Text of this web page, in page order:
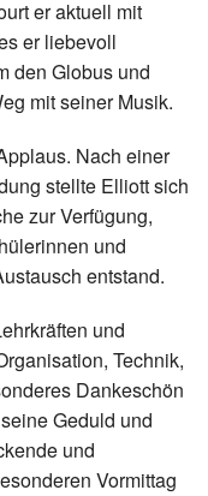
er aktuell mit
er liebevoll
den Globus und
mit seiner Musik.
Nach einer
stellte Elliott sich
zur Verfügung,
und
entstand.
und
Technik,
Dankeschön
Geduld und
und
Vormittag